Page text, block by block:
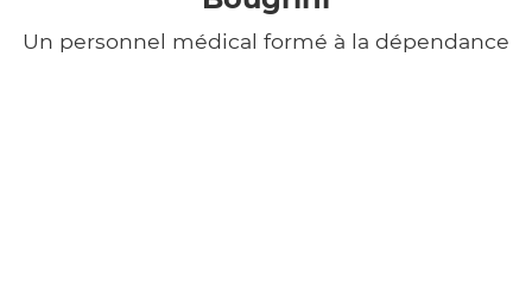
Un personnel médical formé à la dépendance